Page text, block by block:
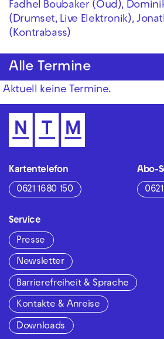
Fadhel Boubaker (Oud),
(Drumset, Live Elektronik),
(Kontrabass)
Alle Termine
Aktuell keine Termine.
Kartentelefon
0621 1680 150
Abo-
Service
Presse
Newsletter
Barrierefreiheit & Sprache
Kontakte & Anreise
Downloads